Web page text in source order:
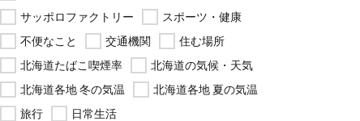
サッポロファクトリー
スポーツ・健康
不便なこと
交通機関
住む場所
北海道たばこ喫煙率
北海道の気候・天気
北海道各地 冬の気温
北海道各地 夏の気温
旅行
日常生活